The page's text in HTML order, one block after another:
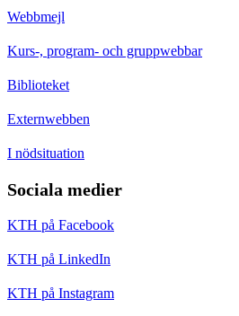
Webbmejl
Kurs-, program- och gruppwebbar
Biblioteket
Externwebben
I nödsituation
Sociala medier
KTH på Facebook
KTH på LinkedIn
KTH på Instagram